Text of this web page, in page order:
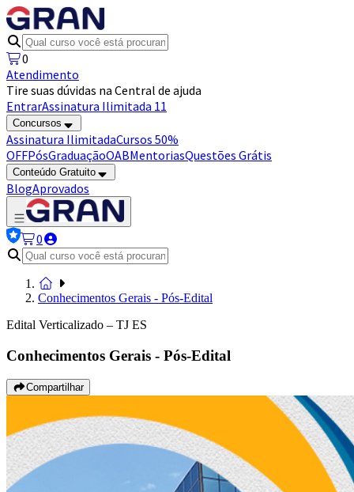
0
Atendimento
Tire suas dúvidas na Central de ajuda
EntrarAssinatura Ilimitada 11
Concursos
Assinatura IlimitadaCursos 50%
OFFPósGraduaçãoOABMentoriasQuestões Grátis
Conteúdo Gratuito
BlogAprovados
0
Conhecimentos Gerais - Pós-Edital
Edital Verticalizado – TJ ES
Conhecimentos Gerais - Pós-Edital
Compartilhar